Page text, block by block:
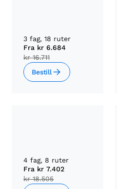
3 fag, 18 ruter
Fra kr 6.684
kr 16.711
Bestill
4 fag, 8 ruter
Fra kr 7.402
kr 18.505